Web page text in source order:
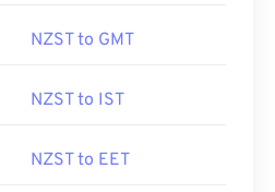
NZST to GMT
NZST to IST
NZST to EET